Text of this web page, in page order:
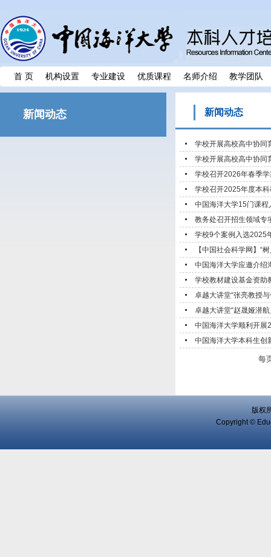
首 页 机构设置 专业建设 优质课程 名师介绍 教学团队
新闻动态 新闻动态
学校开展高校高中协同
学校开展高校高中协同
学校召开2026年春季
学校召开2025年度本
中国海洋大学15门课
教务处召开招生领域专
学校9个案例入选2025
【中国社会科学网】“
中国海洋大学应邀介绍
学校教材建设基金资助
卓越大讲堂“张亮教授
卓越大讲堂“赵晟娅潜
中国海洋大学顺利开展
中国海洋大学本科生
每
版权
Copyright ©